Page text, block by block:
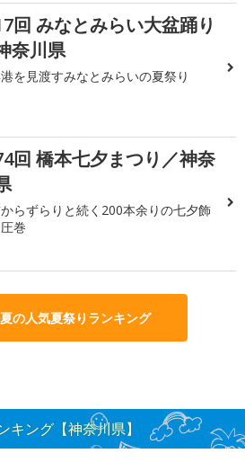
回 みなとみらい大盆踊り
奈川県
を見渡すみなとみらいの夏祭り
回 橋本七夕まつり／神奈
らずらりと続く200本余りの七夕飾
巻
の人気夏祭りランキング
キング【神奈川県】